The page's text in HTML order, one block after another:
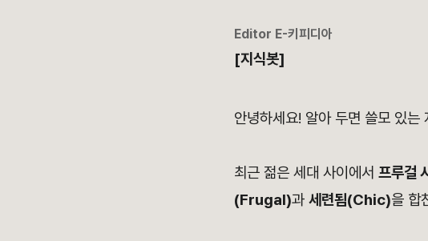
Editor E-키피디아
[지식봇]
안녕하세요! 알아 두면 쓸모 있
최근 젊은 세대 사이에서 프루걸
(Frugal)과 세련됨(Chic)을 합